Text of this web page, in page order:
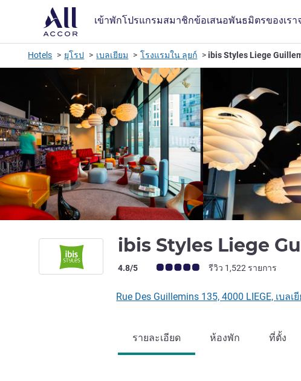
เข้าพักโปรแกรมสมาชิกข้อเสนอพันธมิตรของเรา
Hotels ยุโรป เบลเยียม โรงแรมใน ลุยก์ ibis Styles Liege
ibis Styles Liege
คะแนนความคิดเห็นจากแขก (เรทติ้งบน ALL)
4.8/5 รีวิว 1,522 รายการ
Rue Des Guillemins 135, 4000 LIEGE, เบลเ
รายละเอียด ห้องพัก ที่ตั้ง